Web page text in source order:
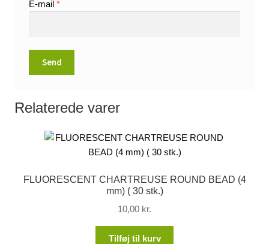
E-mail*
Relaterede varer
FLUORESCENT CHARTREUSE ROUND BEAD (4
mm) ( 30 stk.)
10,00 kr.
Tilføj til kurv